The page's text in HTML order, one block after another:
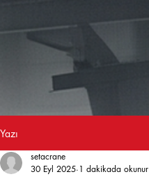
Yazı
setacrane
30 Eyl 2025 1 dakikada okunur